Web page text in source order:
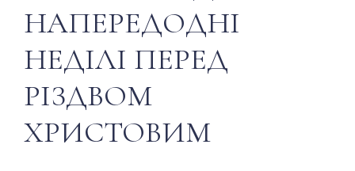
НАПЕРЕДОДНІ
НЕДІЛІ ПЕРЕД
РІЗДВОМ
ХРИСТОВИМ